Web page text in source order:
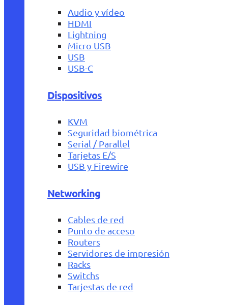
Audio y vídeo
HDMI
Lightning
Micro USB
USB
USB-C
Dispositivos
KVM
Seguridad biométrica
Serial / Parallel
Tarjetas E/S
USB y Firewire
Networking
Cables de red
Punto de acceso
Routers
Servidores de impresión
Racks
Switchs
Tarjestas de red